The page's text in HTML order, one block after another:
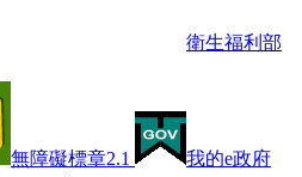
衛生福利部
無障礙標章2.1
我的e政府